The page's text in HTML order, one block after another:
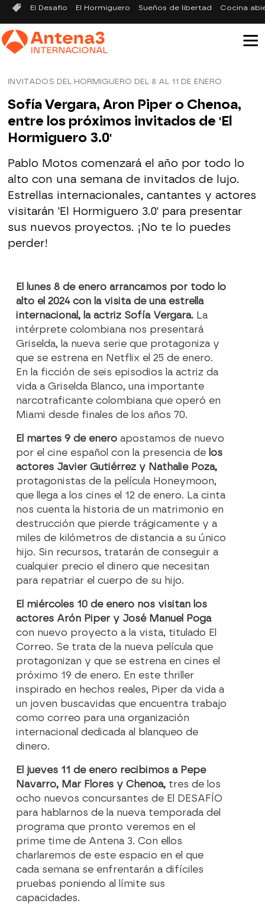
El Desafío El Hormiguero Sueños de libertad Cocina
INVITADOS DEL HORMIGUERO DEL 8 AL 11 DE ENERO
Sofía Vergara, Aron Piper o Chenoa,
entre los próximos invitados de 'El
Hormiguero 3.0'
Pablo Motos comenzará el año por todo lo
alto con una semana de invitados de lujo.
Estrellas internacionales, cantantes y actores
visitarán 'El Hormiguero 3.0' para presentar
sus nuevos proyectos. ¡No te lo puedes
perder!
El lunes 8 de enero arrancamos por todo lo
alto el 2024 con la visita de una estrella
internacional, la actriz Sofía Vergara. La
intérprete colombiana nos presentará
Griselda, la nueva serie que protagoniza y
que se estrena en Netflix el 25 de enero.
En la ficción de seis episodios la actriz da
vida a Griselda Blanco, una importante
narcotraficante colombiana que operó en
Miami desde finales de los años 70.
El martes 9 de enero apostamos de nuevo
por el cine español con la presencia de los
actores Javier Gutiérrez y Nathalie Poza,
protagonistas de la película Honeymoon,
que llega a los cines el 12 de enero. La cinta
nos cuenta la historia de un matrimonio en
destrucción que pierde trágicamente y a
miles de kilómetros de distancia a su único
hijo. Sin recursos, tratarán de conseguir a
cualquier precio el dinero que necesitan
para repatriar el cuerpo de su hijo.
El miércoles 10 de enero nos visitan los
actores Arón Piper y José Manuel Poga
con nuevo proyecto a la vista, titulado El
Correo. Se trata de la nueva película que
protagonizan y que se estrena en cines el
próximo 19 de enero. En este thriller
inspirado en hechos reales, Piper da vida a
un joven buscavidas que encuentra trabajo
como correo para una organización
internacional dedicada al blanqueo de
dinero.
El jueves 11 de enero recibimos a Pepe
Navarro, Mar Flores y Chenoa, tres de los
ocho nuevos concursantes de El DESAFÍO
para hablarnos de la nueva temporada del
programa que pronto veremos en el
prime time de Antena 3. Con ellos
charlaremos de este espacio en el que
cada semana se enfrentarán a difíciles
pruebas poniendo al límite sus
capacidades.